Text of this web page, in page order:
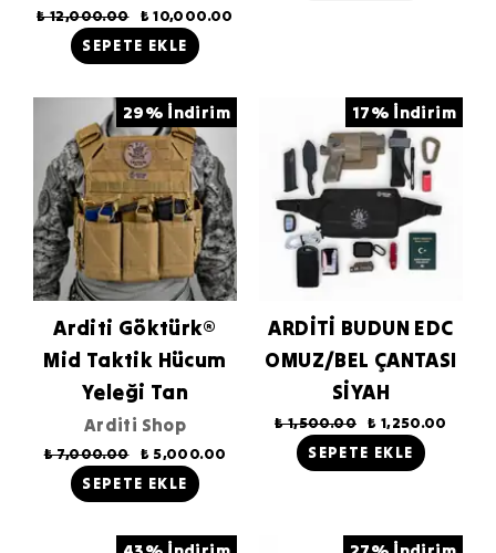
₺ 12,000.00 ₺ 10,000.00
SEPETE EKLE
29% İndirim
Arditi Göktürk®
Mid Taktik Hücum
Yeleği Tan
Arditi Shop
₺ 7,000.00 ₺ 5,000.00
SEPETE EKLE
17% İndirim
ARDİTİ BUDUN EDC
OMUZ/BEL ÇANTASI
SİYAH
₺ 1,500.00 ₺ 1,250.00
SEPETE EKLE